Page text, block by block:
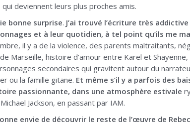
deviennent leurs plus proches amis.
bonne surprise. J’ai trouvé l’écriture très
et à leur quotidien, à tel point qu’ils me
il y a de la violence, des parents maltraitants,
Marseille, histoire d’amour entre Karel et
secondaires qui gravitent autour du
ou la famille gitane. Et même s’il y a parfois des
passionnante, dans une atmosphère estivale
Jackson, en passant par IAM.
envie de découvrir le reste de l’œuvre de